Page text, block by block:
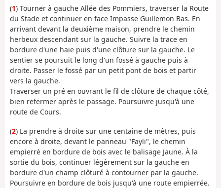
(1) Tourner à gauche Allée des Pommiers, traverser la Route
du Stade et continuer en face Impasse Guillemon Bas. En
arrivant devant la deuxième maison, prendre le chemin
herbeux descendant sur la gauche. Suivre la trace en
bordure d'une haie puis d'une clôture sur la gauche. Le
sentier se poursuit le long d'un fossé à gauche puis à
droite. Passer le fossé par un petit pont de bois et partir
vers la gauche.
Traverser un pré en ouvrant le fil de clôture de chaque côté,
bien refermer après le passage. Poursuivre jusqu'à une
route de Cours.
(2) La prendre à droite sur une centaine de mètres, puis
encore à droite, devant le panneau "Fayli", le chemin
empierré en bordure de bois avec le balisage Jaune. À la
sortie du bois, continuer légèrement sur la gauche en
bordure d'un champ clôturé à contourner par la gauche.
Poursuivre en bordure de bois jusqu'à une route empierrée.